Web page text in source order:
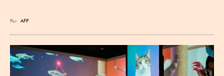
Por AFP